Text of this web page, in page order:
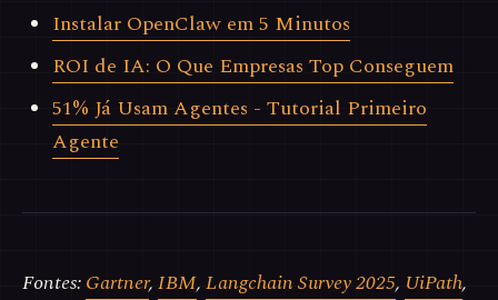
Instalar OpenClaw em 5 Minutos
ROI de IA: O Que Empresas Top Conseguem
51% Já Usam Agentes - Tutorial Primeiro
Agente
Fontes:Gartner,IBM,Langchain Survey 2025, UiPath,